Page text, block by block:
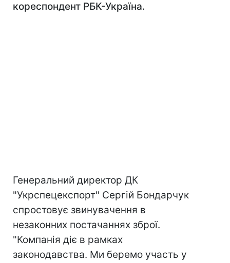
кореспондент РБК-Україна.
Генеральний директор ДК
"Укрспецекспорт" Сергій Бондарчук
спростовує звинувачення в
незаконних постачаннях зброї.
"Компанія діє в рамках
законодавства. Ми беремо участь у